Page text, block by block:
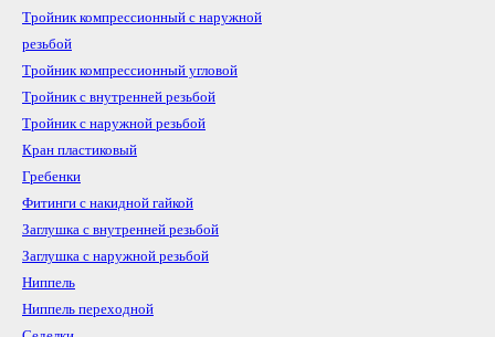
Тройник компрессионный с наружной
резьбой
Тройник компрессионный угловой
Тройник с внутренней резьбой
Тройник с наружной резьбой
Кран пластиковый
Гребенки
Фитинги с накидной гайкой
Заглушка с внутренней резьбой
Заглушка с наружной резьбой
Ниппель
Ниппель переходной